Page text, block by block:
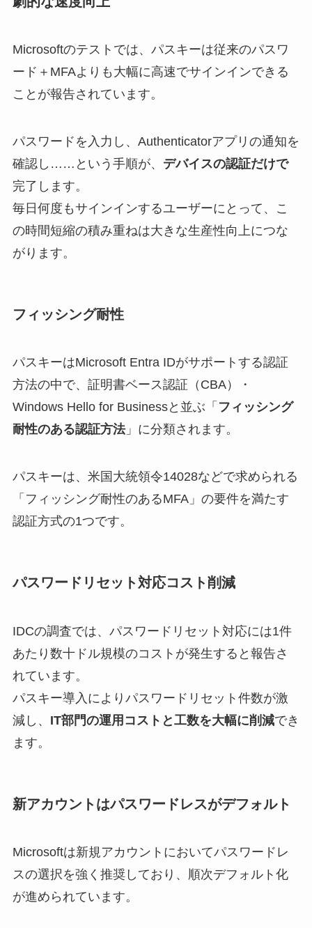
Microsoftのテストでは、パスキーは従来のパスワ
ード＋MFAよりも大幅に高速でサインインできる
ことが報告されています。
パスワードを入力し、Authenticatorアプリの通知を
確認し……という手順が、 デバイスの認証だけで
完了します。
毎日何度もサインインするユーザーにとって、こ
の時間短縮の積み重ねは大きな生産性向上につな
がります。
フィッシング耐性
パスキーはMicrosoft Entra IDがサポートする認証
方法の中で、証明書ベース認証（CBA）・
Windows Hello for Businessと並ぶ「 フィッシング
耐性のある認証方法」に分類されます。
パスキーは、米国大統領令14028などで求められる
「フィッシング耐性のあるMFA」の要件を満たす
認証方式の1つです。
パスワードリセット対応コスト削減
IDCの調査では、パスワードリセット対応には1件
あたり数十ドル規模のコストが発生すると報告さ
れています。
パスキー導入によりパスワードリセット件数が激
減し、 IT部門の運用コストと工数を大幅に削減でき
ます。
新アカウントはパスワードレスがデフォルト
Microsoftは新規アカウントにおいてパスワードレ
スの選択を強く推奨しており、順次デフォルト化
が進められています。